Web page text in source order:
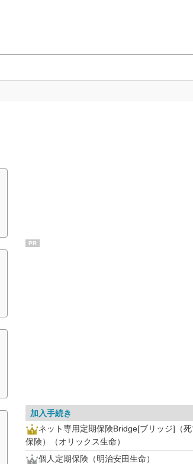
PR
加入手続き
ネット専用定期保険Bridge[ブリッジ]（
保険）（オリックス生命）
個人定期保険（明治安田生命）